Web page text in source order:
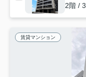
2階 /
賃貸マンション